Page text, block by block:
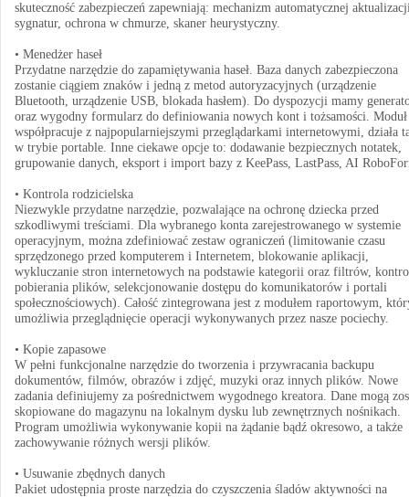
skuteczność zabezpieczeń zapewniają: mechanizm automatycznej
sygnatur, ochrona w chmurze, skaner heurystyczny.
• Menedżer haseł
Przydatne narzędzie do zapamiętywania haseł. Baza danych zabezpieczona
zostanie ciągiem znaków i jedną z metod autoryzacyjnych (urządzenie
Bluetooth, urządzenie USB, blokada hasłem). Do dyspozycji mamy
oraz wygodny formularz do definiowania nowych kont i tożsamości. Moduł
współpracuje z najpopularniejszymi przeglądarkami internetowymi, działa
w trybie portable. Inne ciekawe opcje to: dodawanie bezpiecznych notatek,
grupowanie danych, eksport i import bazy z KeePass, LastPass, AI
• Kontrola rodzicielska
Niezwykle przydatne narzędzie, pozwalające na ochronę dziecka przed
szkodliwymi treściami. Dla wybranego konta zarejestrowanego w systemie
operacyjnym, można zdefiniować zestaw ograniczeń (limitowanie czasu
sprzędzonego przed komputerem i Internetem, blokowanie aplikacji,
wykluczanie stron internetowych na podstawie kategorii oraz filtrów,
pobierania plików, selekcjonowanie dostępu do komunikatorów i portali
społecznościowych). Całość zintegrowana jest z modułem raportowym,
umożliwia przeglądnięcie operacji wykonywanych przez nasze pociechy.
• Kopie zapasowe
W pełni funkcjonalne narzędzie do tworzenia i przywracania backupu
dokumentów, filmów, obrazów i zdjęć, muzyki oraz innych plików. Nowe
zadania definiujemy za pośrednictwem wygodnego kreatora. Dane mogą
skopiowane do magazynu na lokalnym dysku lub zewnętrznych nośnikach.
Program umożliwia wykonywanie kopii na żądanie bądź okresowo, a także
zachowywanie różnych wersji plików.
• Usuwanie zbędnych danych
Pakiet udostępnia proste narzędzia do czyszczenia śladów aktywności na